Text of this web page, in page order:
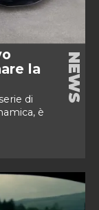
la
di
è
NEWS